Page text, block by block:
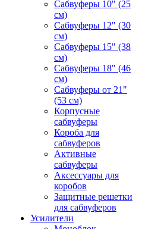
Сабвуферы 10" (25
см)
Сабвуферы 12" (30
см)
Сабвуферы 15" (38
см)
Сабвуферы 18" (46
см)
Сабвуферы от 21"
(53 см)
Корпусные
сабвуферы
Короба для
сабвуферов
Активные
сабвуферы
Аксессуары для
коробов
Защитные решетки
для сабвуферов
Усилители